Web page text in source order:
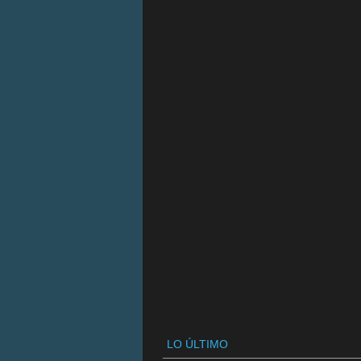
LO ÚLTIMO